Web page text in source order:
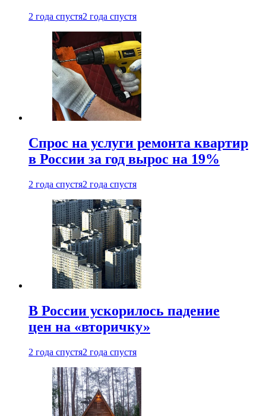
2 года спустя2 года спустя
Спрос на услуги ремонта квартир
в России за год вырос на 19%
2 года спустя2 года спустя
В России ускорилось падение
цен на «вторичку»
2 года спустя2 года спустя